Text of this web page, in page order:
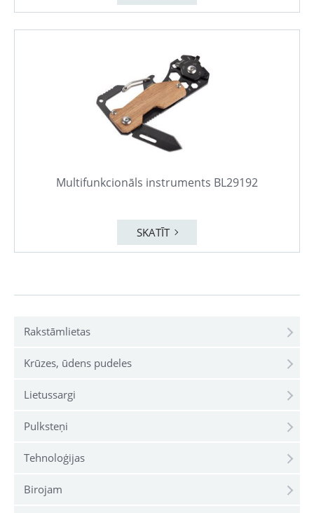
Rakstāmlietas
Krūzes, ūdens pudeles
Lietussargi
Pulksteņi
Tehnoloģijas
Birojam
Multifunkcionāls instruments BL29192
SKATĪT